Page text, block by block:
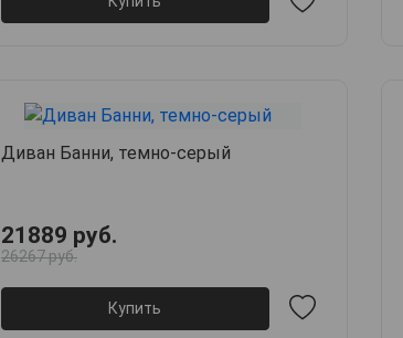
Диван Банни, темно-серый
21889 руб.
26267 руб.
Купить